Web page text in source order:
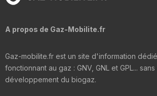
A propos de Gaz-Mobilite.fr
Gaz-mobilite.fr est un site d'information
fonctionnant au gaz : GNV, GNL et GPL...
développement du biogaz.